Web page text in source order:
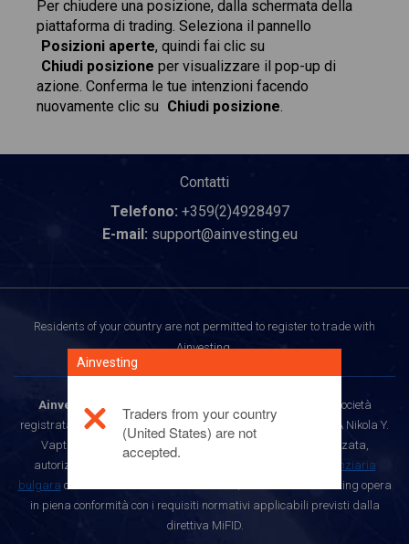
Per chiudere una posizione, dalla schermata della
piattaforma di trading. Seleziona il pannello
Posizioni aperte, quindi fai clic su
Chiudi posizione per visualizzare il pop-up di
azione. Conferma le tue intenzioni facendo
nuovamente clic su Chiudi posizione.
Contatti
Telefono: +359(2)4928497
E-mail: support@ainvesting.eu
Residents of your country are not permitted to register to trade with
Ainvesting.
Ainvesting
è un marchio registrato di Up Trend LTD, una società
registrata in Bulgaria con UIC/PIC 121527003, con sede in 51A Nikola Y.
Vaptsarov Blvd., 1407 Sofia, Bulgaria. La società è autorizzata,
autorizzata e regolata dalla
Commissione di vigilanza finanziaria
bulgara con il numero di licenza РГ-03-110/13.07.2017. Ainvesting opera
in piena conformità con i requisiti normativi applicabili previsti dalla
direttiva MiFID.
Ainvesting
Traders from your country
(United States) are not
accepted.